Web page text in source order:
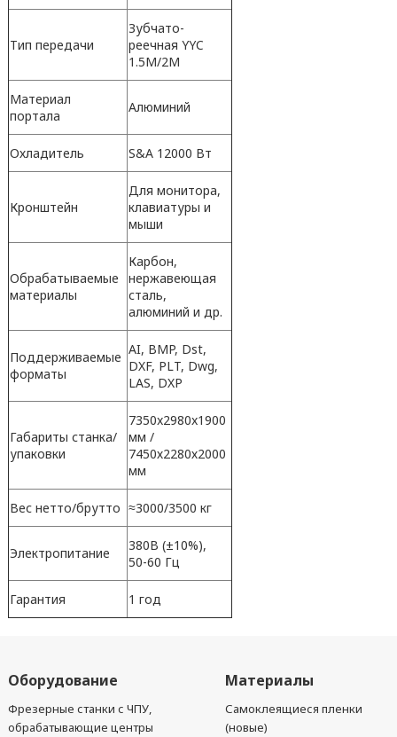
Тип передачи
Зубчато-
реечная YYC
1.5M/2М
Материал
портала
Алюминий
Охладитель S&A 12000 Вт
Кронштейн
Для монитора,
клавиатуры и
мыши
Обрабатываемые
материалы
Карбон,
нержавеющая
сталь,
алюминий и др.
Поддерживаемые
форматы
AI, BMP, Dst,
DXF, PLT, Dwg,
LAS, DXP
Габариты станка/
упаковки
7350x2980x1900
мм /
7450х2280х2000
мм
Вес нетто/брутто ≈3000/3500 кг
Электропитание
380В (±10%),
50-60 Гц
Гарантия 1 год
Оборудование
Фрезерные станки с ЧПУ,
обрабатывающие центры
Материалы
Самоклеящиеся пленки
(новые)